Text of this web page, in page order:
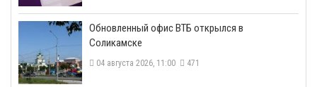
​Обновленный офис ВТБ открылся в
Соликамске
04 августа 2026, 11:00 471